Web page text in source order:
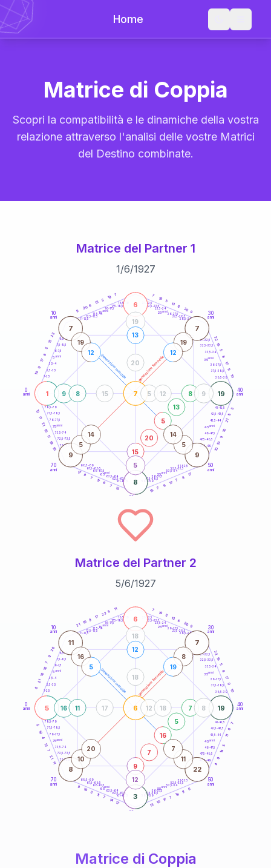
Home
Matrice di Coppia
Scopri la compatibilità e le dinamiche della vostra
relazione attraverso l'analisi delle vostre Matrici
del Destino combinate.
Matrice del Partner 1
1/6/1927
generazione maschile generazione femminile
0
anni
10
anni
30
anni
40
anni
50
anni
60
70
anni
1-2,5
2,5-3,5
3,5-4
6-7,5
7,5-8,5
8,5-9
11-12,5
12,5-13,5
13,5-14
16-17,5
17,5-18,5
18,5-19
21-22,5
22,5-23,5
23,5-24
26-27,5
27,5-28,5
28,5-29
31-32,5
32,5-33,5
33,5-34
36-37,5
37,5-38,5
38,5-39
41-42,5
42,5-43,5
43,5-44
46-47,5
47,5-48,5
48,5-49
51-52,5
52,5-53,5
53,5-54
56-57,5
57,5-58,5
58,5-59
61-62,5
62,5-63,5
63,5-64
66-67,5
67,5-68,5
68,5-69
71-72,5
72,5-73,5
73,5-74
76-77,5
77,5-78,5
78,5-79
10
9
17
8
5
15
22
9
20
6
13
5
19 7 7
19 5
13
6
20
9
22
15
5
8
17
9
10
3
11
21
10
11
19
10
17
8
7
17
6
7
15
15
7
6
17
7
8
17
10
19
11
10
21
11
12
1
6
19
8
7
7 7
9 9
15
20
5
13
8
9
19
9
5
8
13
5 12
15
20
19
12
19
12
5
14
5
14
5anni
15 anni 25anni
35anni
45anni
55anni
65anni
75anni
Matrice del Partner 2
5/6/1927
generazione maschile generazione femminile
0
anni
10
anni
30
anni
40
anni
50
anni
60
70
anni
1-2,5
2,5-3,5
3,5-4
6-7,5
7,5-8,5
8,5-9
11-12,5
12,5-13,5
13,5-14
16-17,5
17,5-18,5
18,5-19 21-22,5
22,5-23,5
23,5-24
26-27,5
27,5-28,5
28,5-29
31-32,5
32,5-33,5
33,5-34
36-37,5
37,5-38,5
38,5-39
41-42,5
42,5-43,5
43,5-44
46-47,5
47,5-48,5
48,5-49
51-52,5
52,5-53,5
53,5-54
56-57,5
57,5-58,5
58,5-59
61-62,5
62,5-63,5
63,5-64
66-67,5
67,5-68,5
68,5-69
71-72,5
72,5-73,5
73,5-74
76-77,5
77,5-78,5
78,5-79
8
21
10
16
7
9
20
21
10
9
17
22 5
11 7
19 5
13
6
20
9
22
15
5
8
17
9
10
7
6
11
5
14
9
4
6
11
18
7
17
10
13
17
14
7
11
3
19
9
11
21
7
13
4
18
5
5
6
19
3
6
11 7
8 22
9
7
16
5
7
16
18
8
12
11
12
12 18
17
18
16
5
8
19
10
20
11
7
5anni
15 anni 25anni
35anni
45anni
55anni
65anni
75anni
Matrice di Coppia